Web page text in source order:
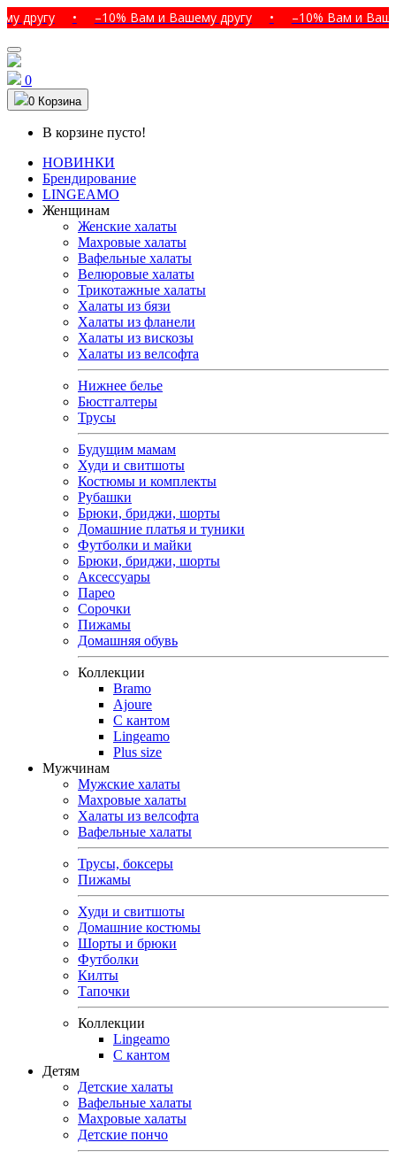
• –10% Вам и Вашему другу • –10% Вам и Вашему
0
0 Корзина
В корзине пусто!
НОВИНКИ
Брендирование
LINGEAMO
Женщинам
Женские халаты
Махровые халаты
Вафельные халаты
Велюровые халаты
Трикотажные халаты
Халаты из бязи
Халаты из фланели
Халаты из вискозы
Халаты из велсофта
Нижнее белье
Бюстгалтеры
Трусы
Будущим мамам
Худи и свитшоты
Костюмы и комплекты
Рубашки
Брюки, бриджи, шорты
Домашние платья и туники
Футболки и майки
Брюки, бриджи, шорты
Аксессуары
Парео
Сорочки
Пижамы
Домашняя обувь
Коллекции
Bramo
Ajoure
С кантом
Lingeamo
Plus size
Мужчинам
Мужские халаты
Махровые халаты
Халаты из велсофта
Вафельные халаты
Трусы, боксеры
Пижамы
Худи и свитшоты
Домашние костюмы
Шорты и брюки
Футболки
Килты
Тапочки
Коллекции
Lingeamo
С кантом
Детям
Детские халаты
Вафельные халаты
Махровые халаты
Детские пончо